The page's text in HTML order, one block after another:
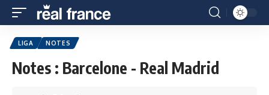
LIGA NOTES
Notes : Barcelone - Real Madrid